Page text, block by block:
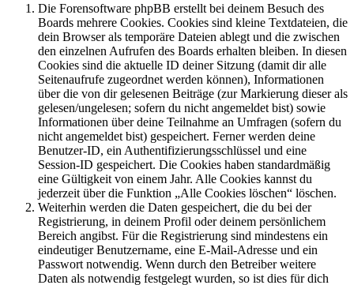
Die Forensoftware phpBB erstellt bei deinem Besuch des
Boards mehrere Cookies. Cookies sind kleine Textdateien, die
dein Browser als temporäre Dateien ablegt und die zwischen
den einzelnen Aufrufen des Boards erhalten bleiben. In diesen
Cookies sind die aktuelle ID deiner Sitzung (damit dir alle
Seitenaufrufe zugeordnet werden können), Informationen
über die von dir gelesenen Beiträge (zur Markierung dieser als
gelesen/ungelesen; sofern du nicht angemeldet bist) sowie
Informationen über deine Teilnahme an Umfragen (sofern du
nicht angemeldet bist) gespeichert. Ferner werden deine
Benutzer-ID, ein Authentifizierungsschlüssel und eine
Session-ID gespeichert. Die Cookies haben standardmäßig
eine Gültigkeit von einem Jahr. Alle Cookies kannst du
jederzeit über die Funktion „Alle Cookies löschen“ löschen.
Weiterhin werden die Daten gespeichert, die du bei der
Registrierung, in deinem Profil oder deinem persönlichem
Bereich angibst. Für die Registrierung sind mindestens ein
eindeutiger Benutzername, eine E-Mail-Adresse und ein
Passwort notwendig. Wenn durch den Betreiber weitere
Daten als notwendig festgelegt wurden, so ist dies für dich